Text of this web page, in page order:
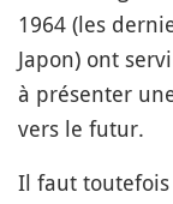
1964 (les
Japon) ont
à présenter
vers le futur.
Il faut